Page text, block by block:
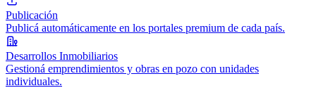
Publicación
Publicá automáticamente en los portales premium de cada país.
Desarrollos Inmobiliarios
Gestioná emprendimientos y obras en pozo con unidades
individuales.